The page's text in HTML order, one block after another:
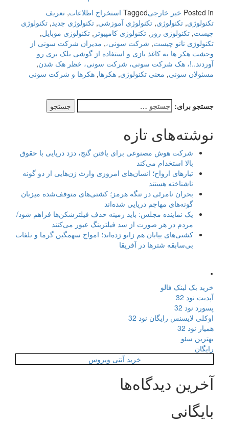
Posted in خبر خارجیTagged استخراج اطلاعات, تعریف
تکنولوژی, تکنولوژی, تکنولوژی آموزشی, تکنولوژی جدید, تکنولوژی
چیست, تکنولوژی روز , تکنولوژی کامپیوتر , تکنولوژی موبایل,
تکنولوژی نانو چیست, شرکت سونی،, مدیران شرکت سونی از
وحشت هکر ها به کاغذ بازی و استفاده از گوشی بلک بری رو
آوردند..!، هک شرکت سونی، شرکت سونی، خظر هک شدن,
مسئولان سونی, معنی تکنولوژی, هکرها, هکرها و شرکت سونی
جستجو برای:
نوشته‌های تازه
شرکت هوش مصنوعی برای یافتن گنج، دزد دریایی با حقوق
بالا استخدام می‌کند
تبارهای ارواح؛ انسان‌های امروزی وارث ژن‌هایی از دو گونه
ناشناخته هستند
بحران نامرئی در تنگه هرمز؛ کشتی‌های متوقف‌شده میزبان
گونه‌های مهاجم دریایی شده‌اند
یک نماینده مجلس: باید زمینه حذف فیلترشکن‌ها فراهم شود/
مردم در هر صورت از سد فیلترینگ عبور می‌کنند
کشتی‌های بیابان هم زانو زده‌اند؛ امواج سهمگین گرما و تلفات
بی‌سابقه شترها در آفریقا
.
خرید بک لینک فالو
آپدیت نود 32
پسورد نود 32
اوکلی لایسنس رایگان نود 32
همیار نود 32
بهترین سئو
رایگان
خرید آنتی ویروس
آخرین دیدگاه‌ها
بایگانی